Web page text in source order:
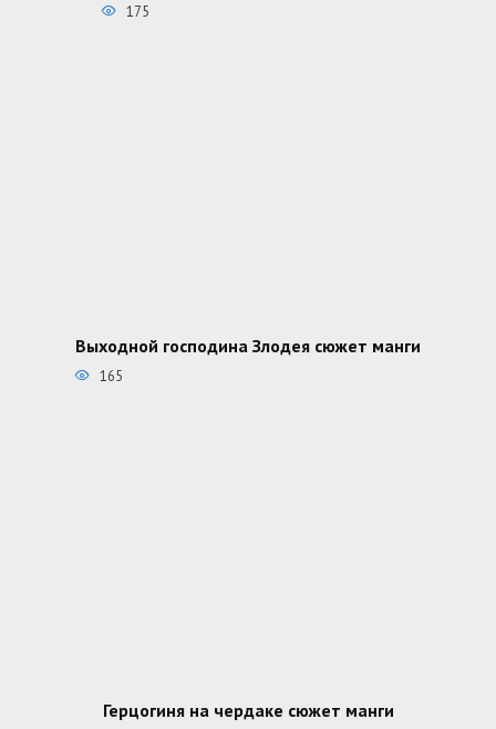
175
Выходной господина Злодея сюжет манги
165
Герцогиня на чердаке сюжет манги